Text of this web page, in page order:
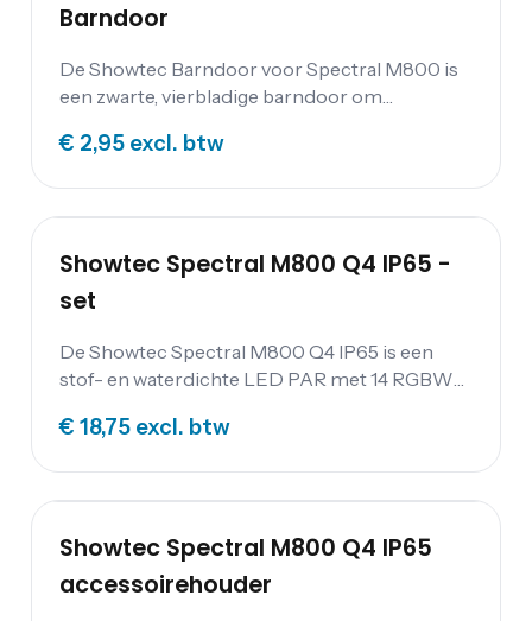
Barndoor
De Showtec Barndoor voor Spectral M800 is
een zwarte, vierbladige barndoor om
Spectral M800 armatuur. Zijn degelijke
€ 2,95 excl. btw
Showtec Spectral M800 Q4 IP65 -
set
De Showtec Spectral M800 Q4 IP65 is een
stof- en waterdichte LED PAR met 14 RGBW
en uitgang en een aansluiting voor DMX
€ 18,75 excl. btw
Showtec Spectral M800 Q4 IP65
accessoirehouder